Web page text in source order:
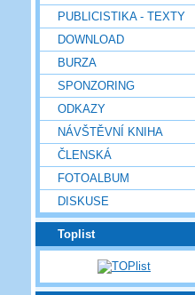
PUBLICISTIKA - TEXTY
DOWNLOAD
BURZA
SPONZORING
ODKAZY
NÁVŠTĚVNÍ KNIHA
ČLENSKÁ
FOTOALBUM
DISKUSE
Toplist